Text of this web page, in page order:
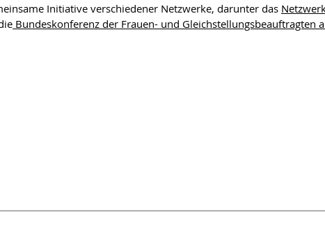
Initiative verschiedener Netzwerke, darunter das
Bundeskonferenz der Frauen- und Gleichstellungsbeauftragten